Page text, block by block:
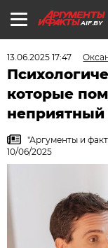
AIF.BY
13.06.2025 17:47
которые
неприятный
"Аргументы и
10/06/2025